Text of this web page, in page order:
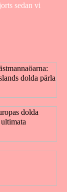
sedan vi